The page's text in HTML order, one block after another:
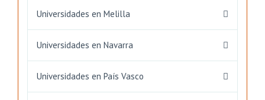
Universidades en Melilla
Universidades en Navarra
Universidades en País Vasco